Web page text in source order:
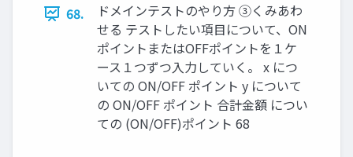
68.
ドメインテストのやり方 ③くみあわ
せる テストしたい項目について、ON
ポイントまたはOFFポイントを１ケ
ース１つずつ入力していく。 x につ
いての ON/OFF ポイント y について
の ON/OFF ポイント 合計金額 につい
ての (ON/OFF)ポイント 68